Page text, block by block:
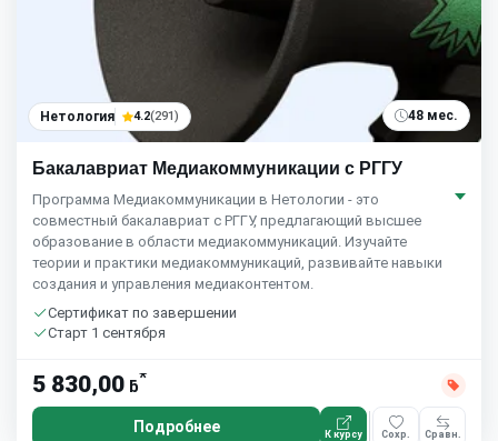
Нетология 4.2(291) 48 мес.
Бакалавриат Медиакоммуникации с РГГУ
Программа Медиакоммуникации в Нетологии - это
совместный бакалавриат с РГГУ, предлагающий высшее
образование в области медиакоммуникаций. Изучайте
теории и практики медиакоммуникаций, развивайте навыки
создания и управления медиаконтентом.
Сертификат по завершении
Старт 1 сентября
5 830,00 ƃ*
Подробнее К курсу Сохр. Сравн.